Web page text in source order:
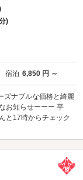
)
宿泊 6,850 円 ～
ズナブルな価格と綺麗
お知らせーーー 平
と17時からチェック